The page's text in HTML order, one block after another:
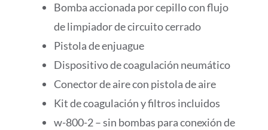
Bomba accionada por cepillo con flujo
de limpiador de circuito cerrado
Pistola de enjuague
Dispositivo de coagulación neumático
Conector de aire con pistola de aire
Kit de coagulación y filtros incluidos
w-800-2 – sin bombas para conexión de